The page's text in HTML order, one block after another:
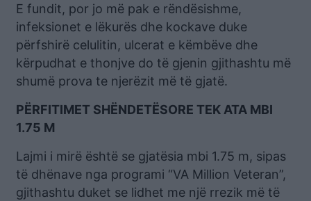
E fundit, por jo më pak e rëndësishme,
infeksionet e lëkurës dhe kockave duke
përfshirë celulitin, ulcerat e këmbëve dhe
kërpudhat e thonjve do të gjenin gjithashtu më
shumë prova te njerëzit më të gjatë.
PËRFITIMET SHËNDETËSORE TEK ATA MBI
1.75 M
Lajmi i mirë është se gjatësia mbi 1.75 m, sipas
të dhënave nga programi “VA Million Veteran”,
gjithashtu duket se lidhet me një rrezik më të